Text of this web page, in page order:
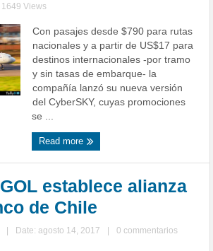
1649 Views
Con pasajes desde $790 para rutas
nacionales y a partir de US$17 para
destinos internacionales -por tramo
y sin tasas de embarque- la
compañía lanzó su nueva versión
del CyberSKY, cuyas promociones
se ...
Read more
establece alianza
de Chile
Date: agosto 14, 2017
0 commentarios